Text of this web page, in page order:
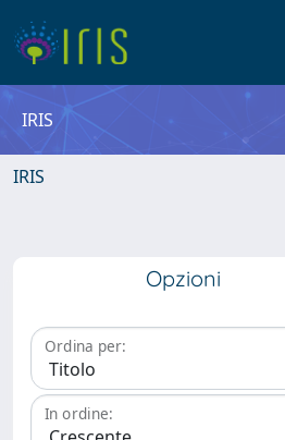
IRIS
IRIS
Opzioni
Ordina per:
In ordine: